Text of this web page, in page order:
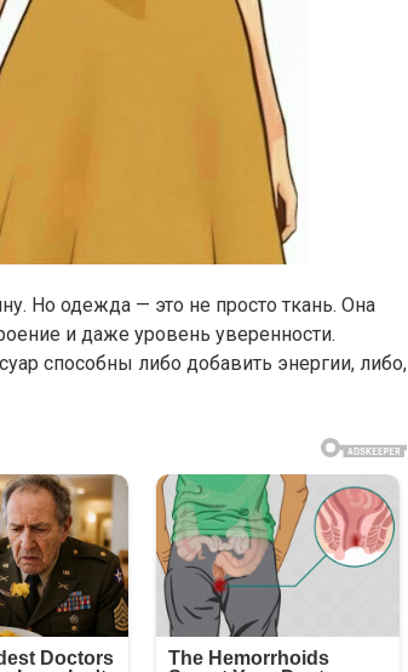
Но одежда — это не просто ткань. Она
и даже уровень уверенности.
способны либо добавить энергии, либо,